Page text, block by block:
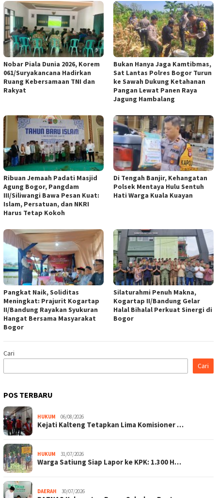
Nobar Piala Dunia 2026, Korem
061/Suryakancana Hadirkan
Ruang Kebersamaan TNI dan
Rakyat
Bukan Hanya Jaga Kamtibmas,
Sat Lantas Polres Bogor Turun
ke Sawah Dukung Ketahanan
Pangan Lewat Panen Raya
Jagung Hambalang
Ribuan Jemaah Padati Masjid
Agung Bogor, Pangdam
III/Siliwangi Bawa Pesan Kuat:
Islam, Persatuan, dan NKRI
Harus Tetap Kokoh
Di Tengah Banjir, Kehangatan
Polsek Mentaya Hulu Sentuh
Hati Warga Kuala Kuayan
Pangkat Naik, Soliditas
Meningkat: Prajurit Kogartap
II/Bandung Rayakan Syukuran
Hangat Bersama Masyarakat
Bogor
Silaturahmi Penuh Makna,
Kogartap II/Bandung Gelar
Halal Bihalal Perkuat Sinergi di
Bogor
Cari
Cari
POS TERBARU
HUKUM 06/08/2026
Kejati Kalteng Tetapkan Lima Komisioner …
HUKUM 31/07/2026
Warga Satiung Siap Lapor ke KPK: 1.300 H…
DAERAH 30/07/2026